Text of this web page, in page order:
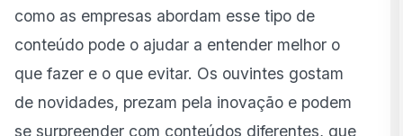
como as empresas abordam esse tipo de
conteúdo pode o ajudar a entender melhor o
que fazer e o que evitar. Os ouvintes gostam
de novidades, prezam pela inovação e podem
se surpreender com conteúdos diferentes, que